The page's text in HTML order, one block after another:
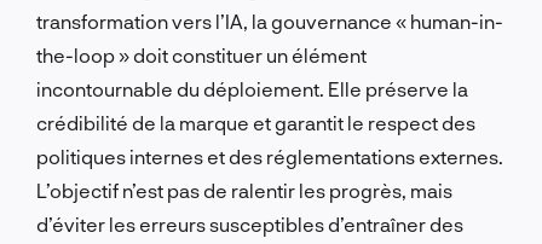
transformation vers l’IA, la gouvernance « human-in-
the-loop » doit constituer un élément
incontournable du déploiement. Elle préserve la
crédibilité de la marque et garantit le respect des
politiques internes et des réglementations externes.
L’objectif n’est pas de ralentir les progrès, mais
d’éviter les erreurs susceptibles d’entraîner des